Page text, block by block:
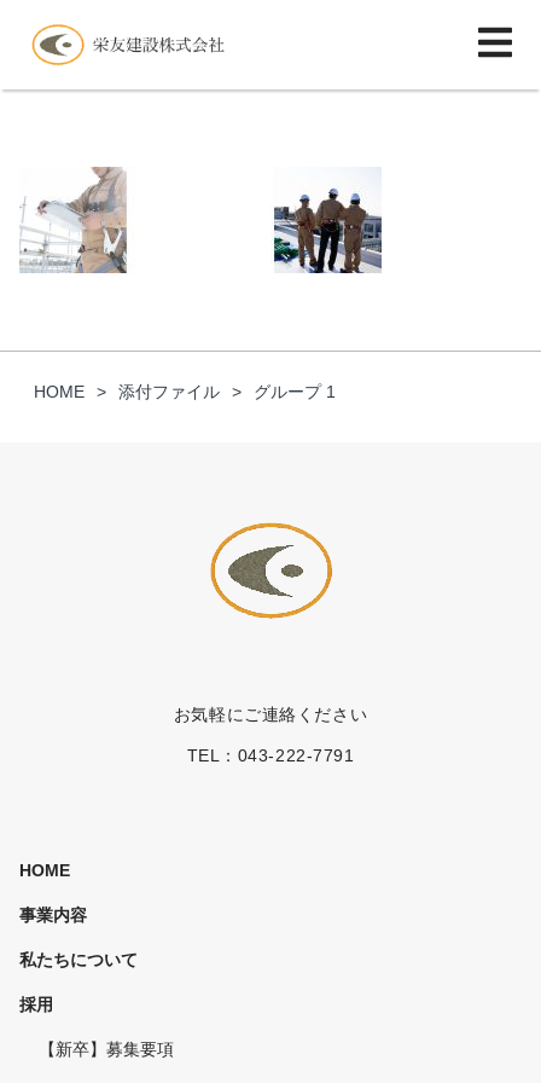
HOME 添付ファイル グループ 1
お気軽にご連絡ください
TEL： 043-222-7791
HOME
事業内容
私たちについて
採用
【新卒】募集要項